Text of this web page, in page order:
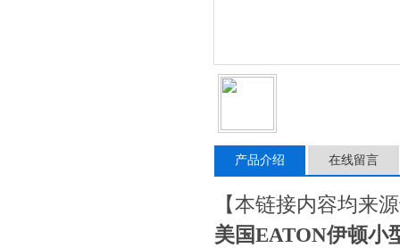
产品介绍 在线留言
【本链接内容均来
美国EATON伊顿小